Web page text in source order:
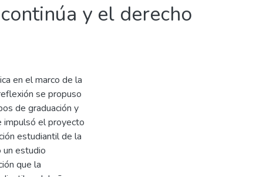
y el derecho
en el marco de la
se propuso
de graduación y
impulsó el proyecto
estudiantil de la
un estudio
que la